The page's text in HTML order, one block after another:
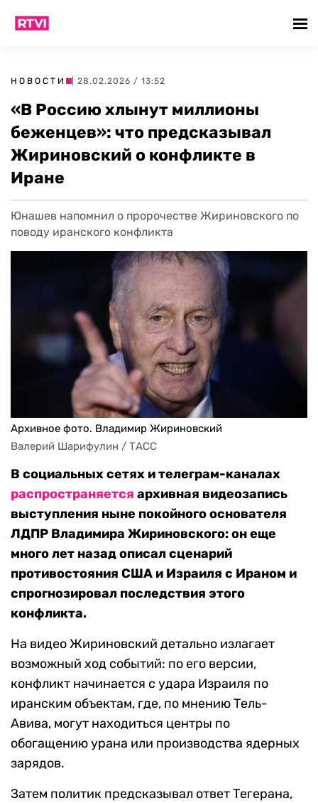
НОВОСТИ | 28.02.2026 / 13:52
«В Россию хлынут миллионы
беженцев»: что предсказывал
Жириновский о конфликте в
Иране
Юнашев напомнил о пророчестве Жириновского по
поводу иранского конфликта
Архивное фото. Владимир Жириновский
Валерий Шарифулин / ТАСС
В социальных сетях и телеграм-каналах
распространяется архивная видеозапись
выступления ныне покойного основателя
ЛДПР Владимира Жириновского: он еще
много лет назад описал сценарий
противостояния США и Израиля с Ираном и
спрогнозировал последствия этого
конфликта.
На видео Жириновский детально излагает
возможный ход событий: по его версии,
конфликт начинается с удара Израиля по
иранским объектам, где, по мнению Тель-
Авива, могут находиться центры по
обогащению урана или производства ядерных
зарядов.
Затем политик предсказывал ответ Тегерана,